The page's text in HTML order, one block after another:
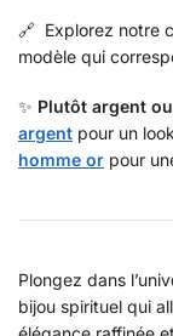
🔗 Explorez notre
modèle qui
✨ Plutôt argent
argent pour un
homme or pour
Plongez dans
bijou spirituel qui